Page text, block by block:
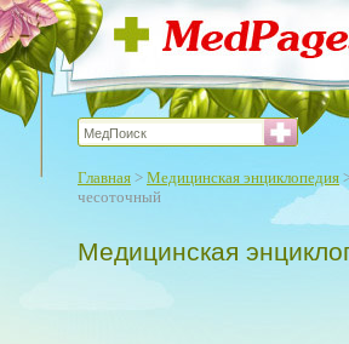
Главная > Медицинская энциклопедия
чесоточный
Медицинская